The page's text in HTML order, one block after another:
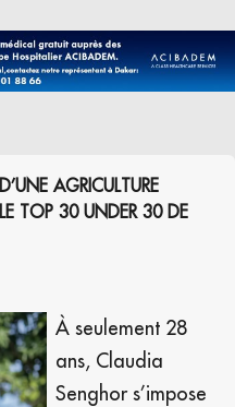
AGRICULTURE
TOP 30 UNDER 30 DE
À seulement 28
ans, Claudia
Senghors’impose